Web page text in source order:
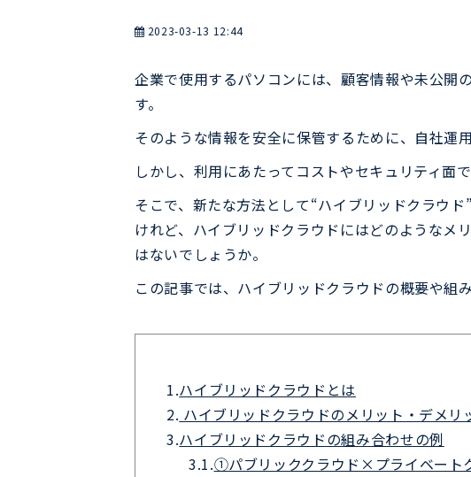
2023-03-13 12:44
企業で使用するパソコンには、顧客情報や未公開
す。
そのような情報を安全に保管するために、自社運
しかし、利用にあたってコストやセキュリティ面
そこで、新たな方法として“ハイブリッドクラウ
けれど、ハイブリッドクラウドにはどのようなメ
はないでしょうか。
この記事では、ハイブリッドクラウドの概要や組
1.ハイブリッドクラウドとは
2. ハイブリッドクラウドのメリット・デメリ
3.ハイブリッドクラウドの組み合わせの例
3.1.①パブリッククラウド×プライベート